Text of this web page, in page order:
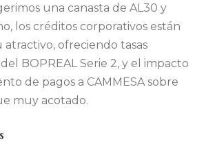
una canasta de AL30 y
los créditos corporativos están
ofreciendo tasas
BOPREAL Serie 2, y el impacto
de pagos a CAMMESA sobre
muy acotado.